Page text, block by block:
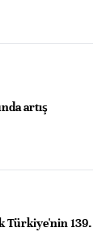
artış
Türkiye'nin 139.